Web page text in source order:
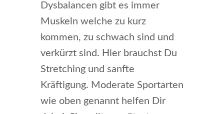
Dysbalancen gibt es immer
Muskeln welche zu kurz
kommen, zu schwach sind und
verkürzt sind. Hier brauchst Du
Stretching und sanfte
Kräftigung. Moderate Sportarten
wie oben genannt helfen Dir